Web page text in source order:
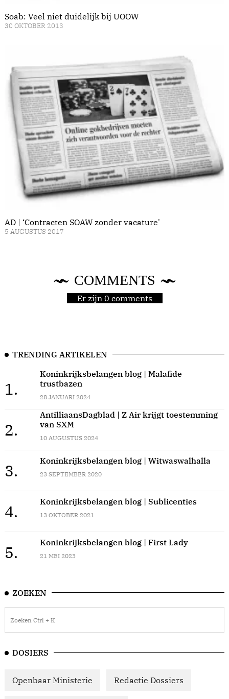
Soab: Veel niet duidelijk bij UOOW
30 OKTOBER 2013
AD | ‘Contracten SOAW zonder vacature'
5 AUGUSTUS 2017
COMMENTS
Er zijn 0 comments
TRENDING ARTIKELEN
1.
Koninkrijksbelangen blog | Malafide
trustbazen
28 JANUARI 2024
2.
AntilliaansDagblad | Z Air krijgt toestemming
van SXM
10 AUGUSTUS 2024
3.
Koninkrijksbelangen blog | Witwaswalhalla
23 SEPTEMBER 2020
4.
Koninkrijksbelangen blog | Sublicenties
13 OKTOBER 2021
5.
Koninkrijksbelangen blog | First Lady
21 MEI 2023
ZOEKEN
DOSIERS
Openbaar Ministerie Redactie Dossiers